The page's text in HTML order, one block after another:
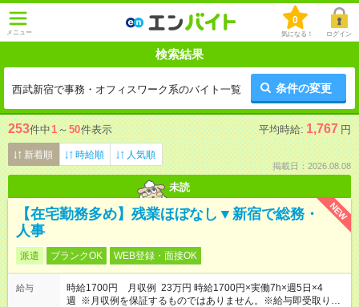
メニュー
0
気になる！ ログイン
検索結果
西武新宿で事務・オフィスワーク系のバイト一覧 条件の変更
253件中1 ～ 50件表示 平均時給: 1,767 円
新着順 時給順 人気順
掲載日：2026.08.08
未読
NEW
【在宅勤務多め】残業ほぼなし▼新宿で総務・
人事
派遣 ブランクOK WEB登録・面接OK
給与
時給1700円 月収例 23万円 時給1700円×実働7h×週5日×4
週 ※月収例を保証するものではありません。※給与即受取りサ